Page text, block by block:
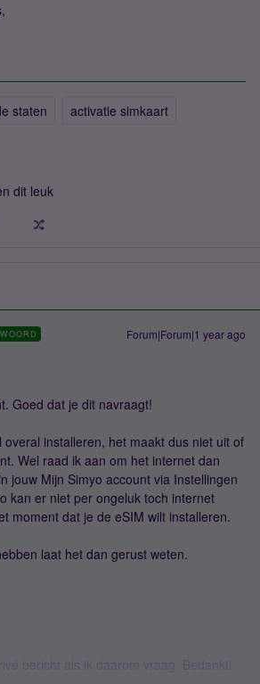
staten
activatie simkaart
dit leuk
Forum|Forum|1 year ago
Goed dat je dit navraagt!
overal installeren, het maakt dus niet uit of
Wel raad ik aan om het internet dan
jouw Mijn Simyo account via Instellingen
kan er niet per ongeluk toch internet
moment dat je de eSIM wilt installeren.
laat het dan gerust weten.